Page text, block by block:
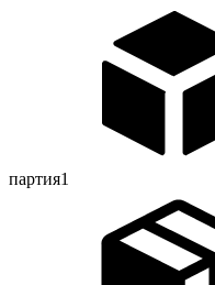
партия1